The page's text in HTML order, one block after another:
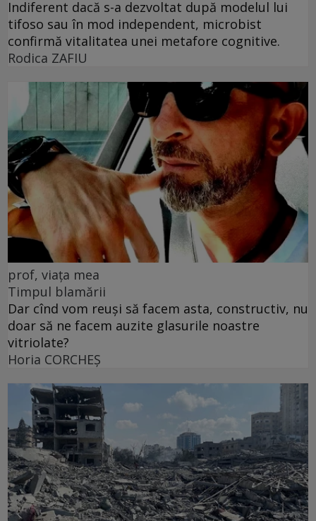
Indiferent dacă s-a dezvoltat după modelul lui
tifoso sau în mod independent, microbist
confirmă vitalitatea unei metafore cognitive.
Rodica ZAFIU
prof, viața mea
Timpul blamării
Dar cînd vom reuși să facem asta, constructiv, nu
doar să ne facem auzite glasurile noastre
vitriolate?
Horia CORCHEŞ